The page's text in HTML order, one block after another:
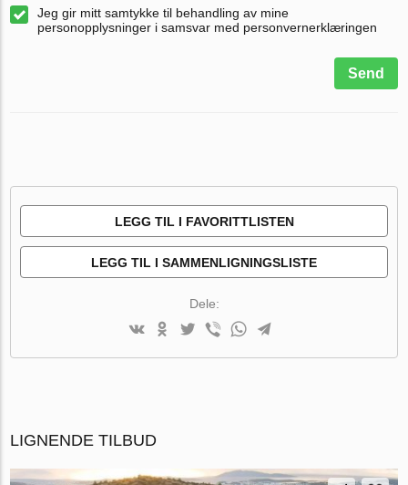
Jeg gir mitt samtykke til behandling av mine
personopplysninger i samsvar med personvernerklæringen
Send
LEGG TIL I FAVORITTLISTEN
LEGG TIL I SAMMENLIGNINGSLISTE
Dele:
LIGNENDE TILBUD